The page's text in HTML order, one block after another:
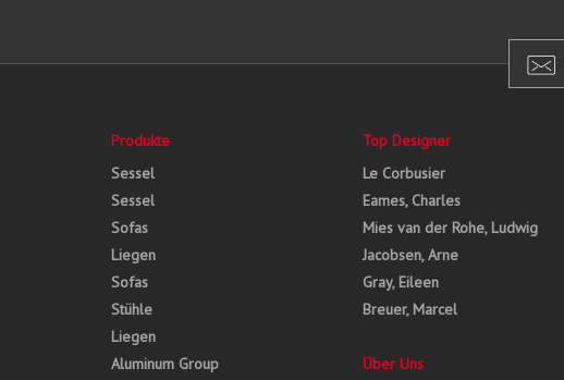
Produkte
Sessel
Sessel
Sofas
Liegen
Sofas
Stühle
Liegen
Aluminum Group
Top Designer
Le Corbusier
Eames, Charles
Mies van der Rohe, Ludwig
Jacobsen, Arne
Gray, Eileen
Breuer, Marcel
Über Uns